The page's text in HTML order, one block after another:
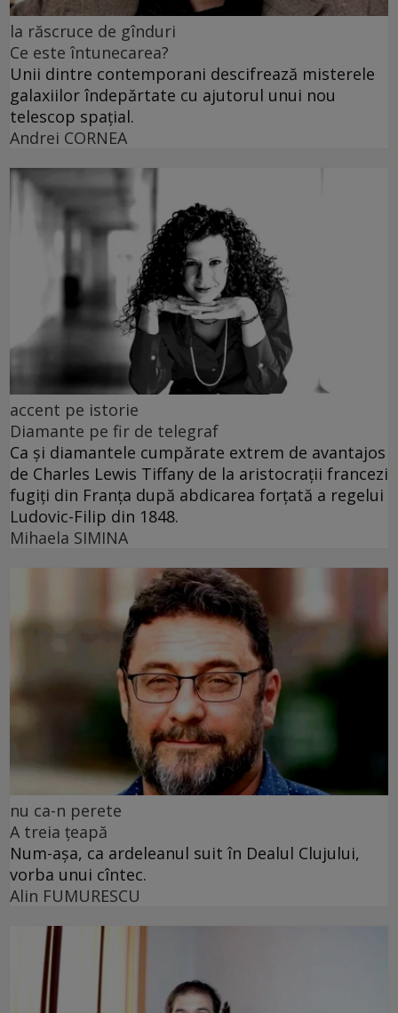
la răscruce de gînduri
Ce este întunecarea?
Unii dintre contemporani descifrează misterele
galaxiilor îndepărtate cu ajutorul unui nou
telescop spațial.
Andrei CORNEA
accent pe istorie
Diamante pe fir de telegraf
Ca și diamantele cumpărate extrem de avantajos
de Charles Lewis Tiffany de la aristocrații francezi
fugiți din Franța după abdicarea forțată a regelui
Ludovic-Filip din 1848.
Mihaela SIMINA
nu ca-n perete
A treia țeapă
Num-așa, ca ardeleanul suit în Dealul Clujului,
vorba unui cîntec.
Alin FUMURESCU